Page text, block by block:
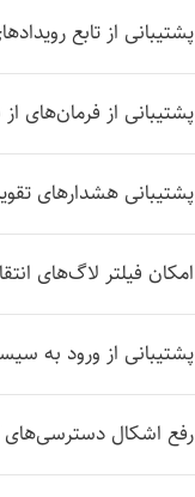
پشتیبانی از تابع
پشتیبانی از فرمان‌های
پشتیبانی هشدارهای
امکان فیلتر لاگ‌های
پشتیبانی از ورود به
رفع اشکال دسترسی‌های